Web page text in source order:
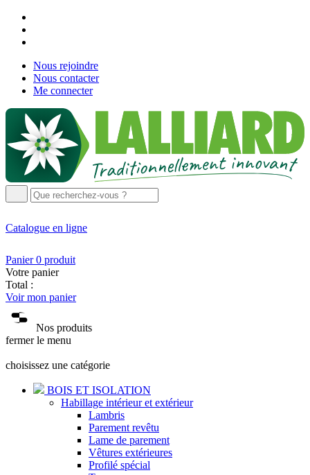
Nous rejoindre
Nous contacter
Me connecter
Catalogue en ligne
Panier 0 produit
Votre panier
Total :
Voir mon panier
Nos produits
fermer le menu
choisissez une catégorie
BOIS ET ISOLATION
Habillage intérieur et extérieur
Lambris
Parement revêtu
Lame de parement
Vêtures extérieures
Profilé spécial